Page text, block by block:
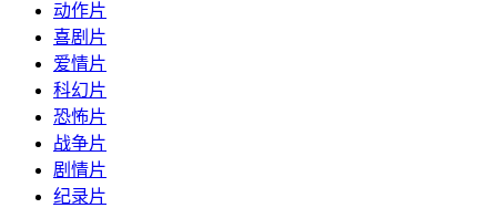
动作片
喜剧片
爱情片
科幻片
恐怖片
战争片
剧情片
纪录片